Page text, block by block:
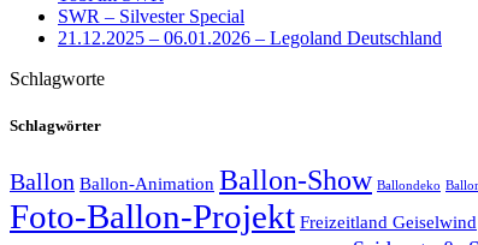
SWR – Silvester Special
21.12.2025 – 06.01.2026 – Legoland Deutschland
Schlagworte
Schlagwörter
Ballon Ballon-Animation Ballon-Show Ballondeko
Foto-Ballon-Projekt Freizeitland Geiselwind